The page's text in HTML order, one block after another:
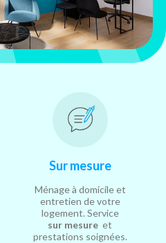
Sur mesure
Ménage à domicile et
entretien de votre
logement. Service
sur mesure et
prestations soignées.